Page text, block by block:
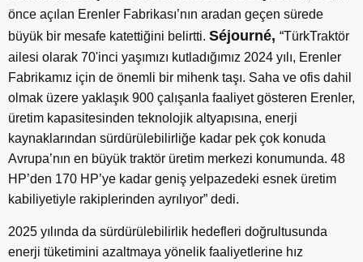
önce açılan Erenler Fabrikası’nın aradan geçen sürede
büyük bir mesafe katettiğini belirtti. Séjourné, “TürkTraktör
ailesi olarak 70'inci yaşımızı kutladığımız 2024 yılı, Erenler
Fabrikamız için de önemli bir mihenk taşı. Saha ve ofis dahil
olmak üzere yaklaşık 900 çalışanla faaliyet gösteren Erenler,
üretim kapasitesinden teknolojik altyapısına, enerji
kaynaklarından sürdürülebilirliğe kadar pek çok konuda
Avrupa’nın en büyük traktör üretim merkezi konumunda. 48
HP’den 170 HP’ye kadar geniş yelpazedeki esnek üretim
kabiliyetiyle rakiplerinden ayrılıyor” dedi.
2025 yılında da sürdürülebilirlik hedefleri doğrultusunda
enerji tüketimini azaltmaya yönelik faaliyetlerine hız